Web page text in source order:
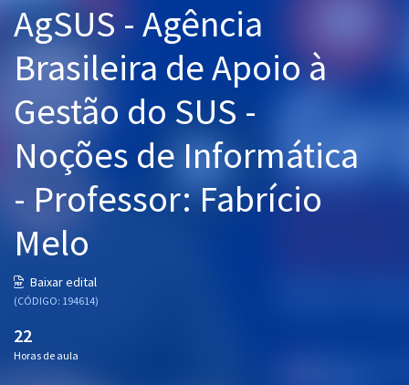
Pós
Graduação
OAB
Mentorias
Questões grátis
Conteúdo gratuito
Aprovados
Atendimento
AgSUS - Agência
Brasileira de Apoio à
Gestão do SUS -
Noções de Informática
- Professor: Fabrício
Melo
Baixar edital
(CÓDIGO: 194614)
22
Horas de aula